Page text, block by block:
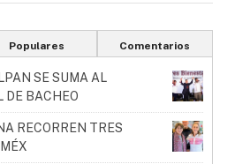
Populares Comentarios
SE SUMA AL
DE BACHEO
RECORREN TRES